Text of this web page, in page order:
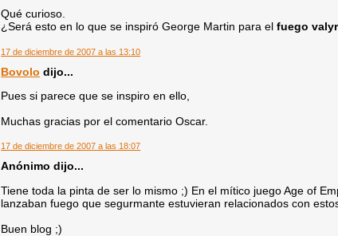
Qué curioso.
¿Será esto en lo que se inspiró George Martin para elfuego
17 de diciembre de 2007 a las 13:10
Bovolo dijo...
Pues si parece que se inspiro en ello,
Muchas gracias por el comentario Oscar.
17 de diciembre de 2007 a las 18:07
Anónimo dijo...
Tiene toda la pinta de ser lo mismo ;) En el mítico juego Age of
lanzaban fuego que segurmante estuvieran relacionados con
Buen blog ;)